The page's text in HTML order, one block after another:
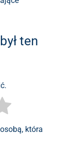
ten
która